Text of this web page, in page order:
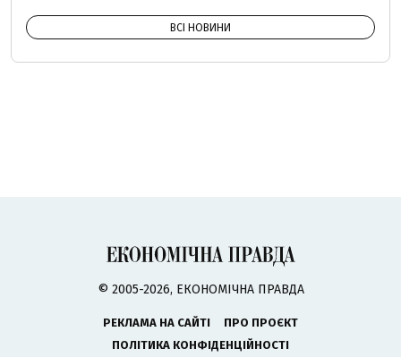
ВСІ НОВИНИ
© 2005-2026, ЕКОНОМІЧНА ПРАВДА
РЕКЛАМА НА САЙТІ
ПРО ПРОЄКТ
ПОЛІТИКА КОНФІДЕНЦІЙНОСТІ